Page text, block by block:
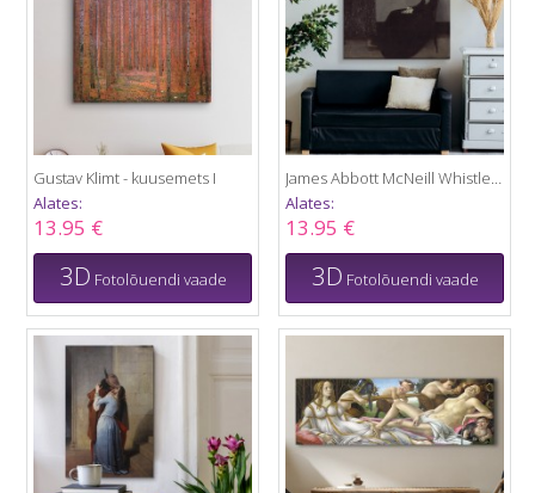
Gustav Klimt - kuusemets I
Alates:
13.95 €
3D Fotolõuendi vaade
James Abbott McNeill Whistler - Kunstniku ema portree
Alates:
13.95 €
3D Fotolõuendi vaade